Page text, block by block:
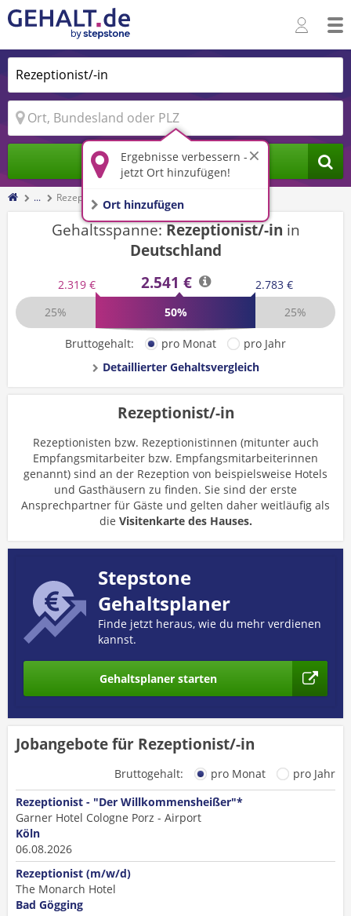
Ergebnisse verbessern -
jetzt Ort hinzufügen!
Ort hinzufügen
Jobs finden
... Rezeptionist/-in
Gehaltsspanne:Rezeptionist/-in in
Deutschland
2.319 € 2.541 €
2.783 €
25%
50% 25%
Bruttogehalt: pro Monat
pro Jahr
Detaillierter Gehaltsvergleich
Rezeptionist/-in
Rezeptionisten bzw. Rezeptionistinnen (mitunter auch
Empfangsmitarbeiter bzw. Empfangsmitarbeiterinnen
genannt) sind an der Rezeption von beispielsweise Hotels
und Gasthäusern zu finden. Sie sind der erste
Ansprechpartner für Gäste und gelten daher weitläufig als
die Visitenkarte des Hauses.
Stepstone
Gehaltsplaner
Finde jetzt heraus, wie du mehr verdienen
kannst.
Gehaltsplaner starten
Jobangebote für Rezeptionist/-in
Bruttogehalt: pro Monat
pro Jahr
Rezeptionist - "Der Willkommensheißer"*
Garner Hotel Cologne Porz - Airport
Köln
06.08.2026
Rezeptionist (m/w/d)
The Monarch Hotel
Bad Gögging